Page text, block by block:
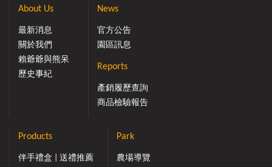
About Us
最新消息
關於我們
賴爺爺與熊呆
歷史事紀
News
官方公告
園區訊息
Reports
產銷履歷查詢
商品檢驗報告
Products
伴手禮盒 | 送禮推薦
Park
農場導覽